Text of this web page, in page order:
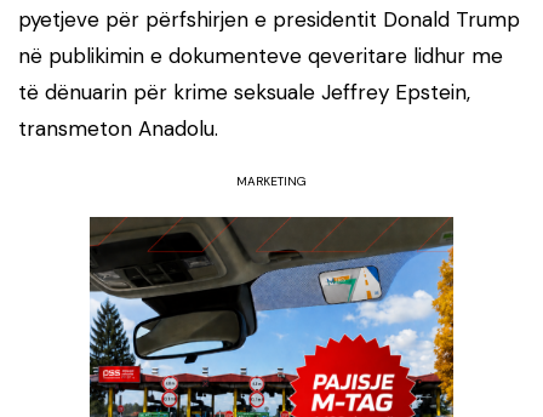
pyetjeve për përfshirjen e presidentit Donald Trump
në publikimin e dokumenteve qeveritare lidhur me
të dënuarin për krime seksuale Jeffrey Epstein,
transmeton Anadolu.
MARKETING